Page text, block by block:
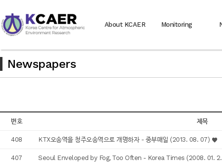
About KCAER Monitoring
Newspapers
번호 제목
408 KTX오송역을 청주오송역으로 개명하자 - 중부매일 (2013. 08. 07)
407 Seoul Enveloped by Fog, Too Often - Korea Times (2008. 01.